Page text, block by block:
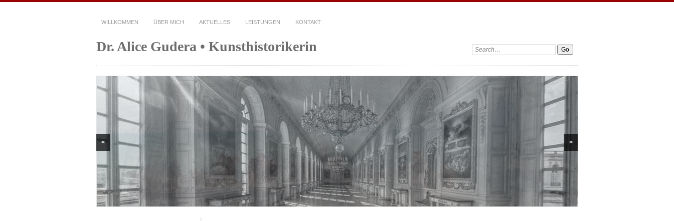
WILLKOMMEN ÜBER MICH AKTUELLES LEISTUNGEN KONTAKT
Dr. Alice Gudera • Kunsthistorikerin Search:
< >